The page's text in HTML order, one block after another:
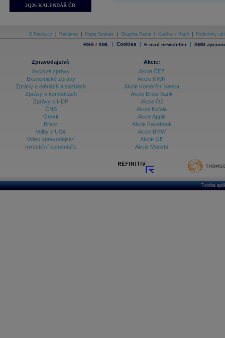
2Q26 KALENDÁŘ ČR
O Patria.cz Reklama Mapa Stránek Skupina Patria Kariéra v Patrii Podmínky
RSS / XML | Cookies | E-mail newsletter | SMS
Zpravodajství:
Akciové zprávy
Ekonomické zprávy
Zprávy o měnách a sazbách
Zprávy o komoditách
Zprávy o HDP
ČNB
Grexit
Brexit
Volby v USA
Video zpravodajství
Investiční komentáře
Akcie:
Akcie ČEZ
Akcie NWR
Akcie Komerční banka
Akcie Erste Bank
Akcie O2
Akcie Kofola
Akcie Apple
Akcie Facebook
Akcie BMW
Akcie GE
Akcie Moneta
Tvorba